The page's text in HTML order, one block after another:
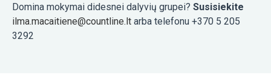
Domina mokymai didesnei dalyvių grupei? Susisiekite
ilma.macaitiene@countline.lt arba telefonu +370 5 205
3292